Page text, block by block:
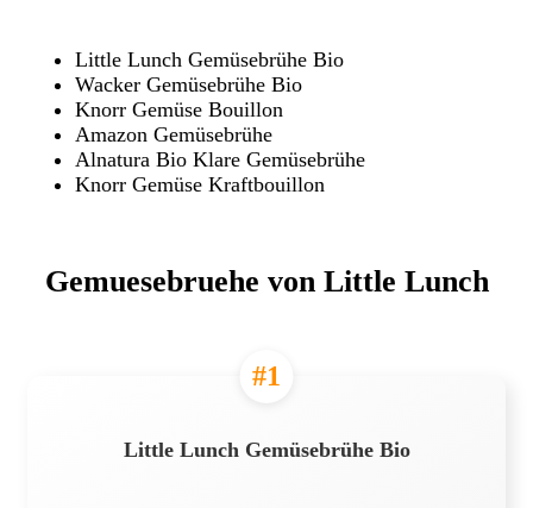
Little Lunch Gemüsebrühe Bio
Wacker Gemüsebrühe Bio
Knorr Gemüse Bouillon
Amazon Gemüsebrühe
Alnatura Bio Klare Gemüsebrühe
Knorr Gemüse Kraftbouillon
Gemuesebruehe von Little Lunch
#1
Little Lunch Gemüsebrühe Bio